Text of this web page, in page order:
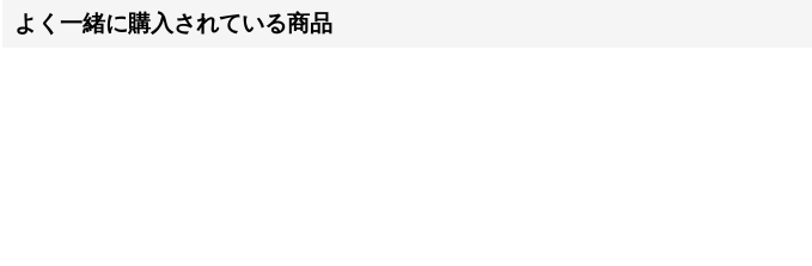
よく一緒に購入されている商品